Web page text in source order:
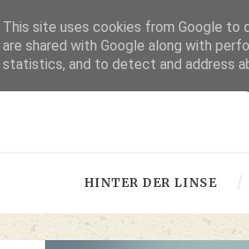
HINTER DER LINSE
This site uses cookies from Google to
are shared with Google along with
statistics, and to detect and address